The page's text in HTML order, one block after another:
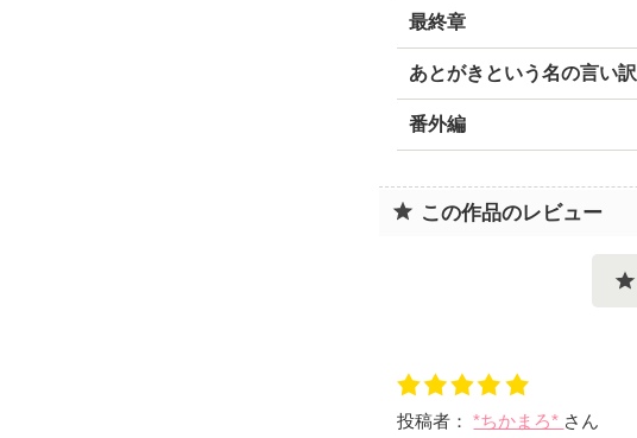
最終章
あとがきという名の言い訳
番外編
この作品のレビュー
投稿者：*ちかまろ* さん